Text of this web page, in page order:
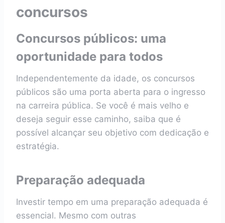
concursos
Concursos públicos: uma
oportunidade para todos
Independentemente da idade, os concursos
públicos são uma porta aberta para o ingresso
na carreira pública. Se você é mais velho e
deseja seguir esse caminho, saiba que é
possível alcançar seu objetivo com dedicação e
estratégia.
Preparação adequada
Investir tempo em uma preparação adequada é
essencial. Mesmo com outras